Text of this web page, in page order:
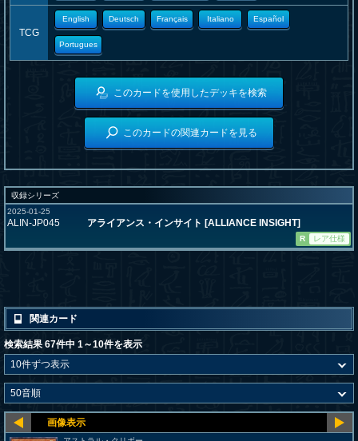
TCG
English Deutsch Français Italiano Español
Portugues
このカードを使用したデッキを検索
このカードの関連カードを見る
収録シリーズ
2025-01-25
ALIN-JP045 アライアンス・インサイト [ALLIANCE INSIGHT]
R レア仕様
関連カード
検索結果 67件中 1～10件を表示